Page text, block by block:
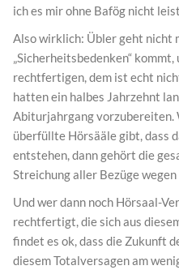
ich es mir ohne Bafög nicht
Also wirklich: Übler geht nicht
„Sicherheitsbedenken“
rechtfertigen, dem ist echt
hatten ein halbes Jahrzehnt
Abiturjahrgang vorzubereiten.
überfüllte Hörsääle gibt, dass
entstehen, dann gehört die
Streichung aller Bezüge
Und wer dann noch Hörsaal-
rechtfertigt, die sich aus
findet es ok, dass die Zukunft
diesem Totalversagen am